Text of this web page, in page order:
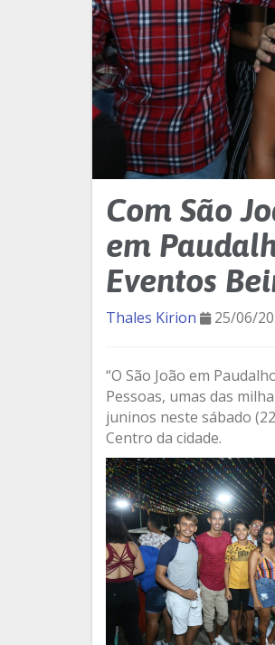
Com São
em
Eventos
Thales Kirion 25/06/
“O São João em
Pessoas, umas das
juninos neste sábado
Centro da cidade.